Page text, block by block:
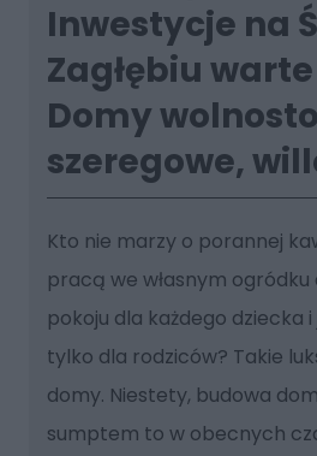
Inwestycje na
Zagłębiu
Domy
szeregowe,
Kto nie marzy o porannej
pracą we własnym
pokoju dla każdego dziecka
tylko dla rodziców? Takie
domy. Niestety, budowa
sumptem to w obecnych